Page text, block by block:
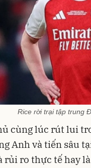
Rice rời trại tập trung
cùng lúc rút lui
Anh và tiến sâu
rủi ro thực tế hay